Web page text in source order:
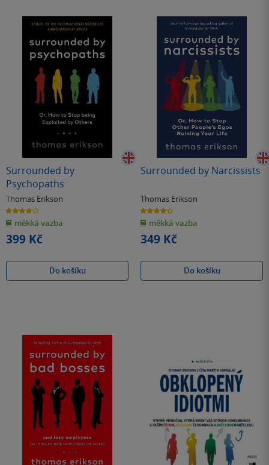
Surrounded by
Psychopaths
Thomas Erikson
4.0
z
5
hvězdiček
měkká vazba
399 Kč
Do košíku
Surrounded by Narcissists
Thomas Erikson
4.3
z
5
hvězdiček
měkká vazba
349 Kč
Do košíku